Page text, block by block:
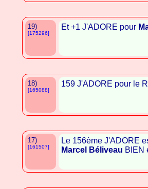
19)
[175296]
Et +1 J'ADORE pour
18)
[165088]
159 J'ADORE pour le
17)
[161507]
Le 156ème J'ADORE
Marcel Béliveau BIEN